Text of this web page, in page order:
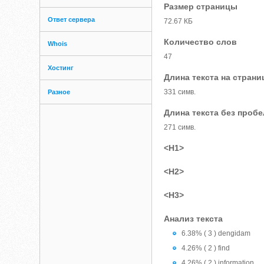
Ответ сервера
Whois
Хостинг
Разное
Размер страницы
72.67 КБ
Количество слов
47
Длина текста на
331 симв.
Длина текста без
271 симв.
<H1>
<H2>
<H3>
Анализ текста
6.38% ( 3 ) dengidam
4.26% ( 2 ) find